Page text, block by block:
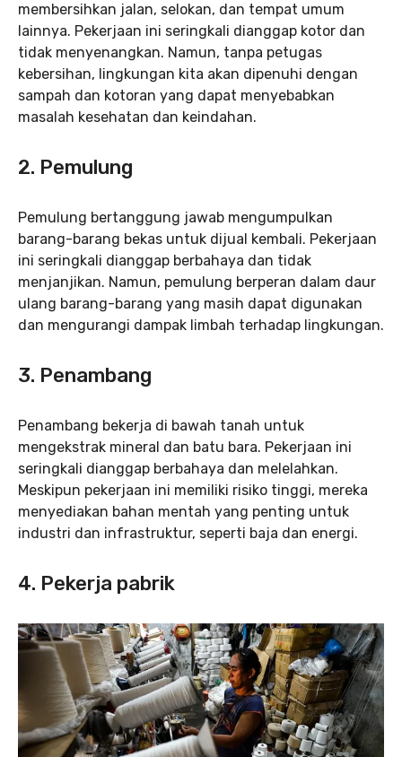
membersihkan jalan, selokan, dan tempat umum
lainnya. Pekerjaan ini seringkali dianggap kotor dan
tidak menyenangkan. Namun, tanpa petugas
kebersihan, lingkungan kita akan dipenuhi dengan
sampah dan kotoran yang dapat menyebabkan
masalah kesehatan dan keindahan.
2. Pemulung
Pemulung bertanggung jawab mengumpulkan
barang-barang bekas untuk dijual kembali. Pekerjaan
ini seringkali dianggap berbahaya dan tidak
menjanjikan. Namun, pemulung berperan dalam daur
ulang barang-barang yang masih dapat digunakan
dan mengurangi dampak limbah terhadap lingkungan.
3. Penambang
Penambang bekerja di bawah tanah untuk
mengekstrak mineral dan batu bara. Pekerjaan ini
seringkali dianggap berbahaya dan melelahkan.
Meskipun pekerjaan ini memiliki risiko tinggi, mereka
menyediakan bahan mentah yang penting untuk
industri dan infrastruktur, seperti baja dan energi.
4. Pekerja pabrik